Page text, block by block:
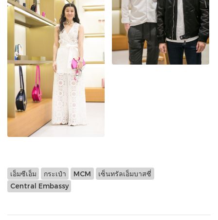
เอ็มซีเอ็ม กระเป๋า MCM
เซ็นทรัลเอ็มบาสซี่
Central Embassy